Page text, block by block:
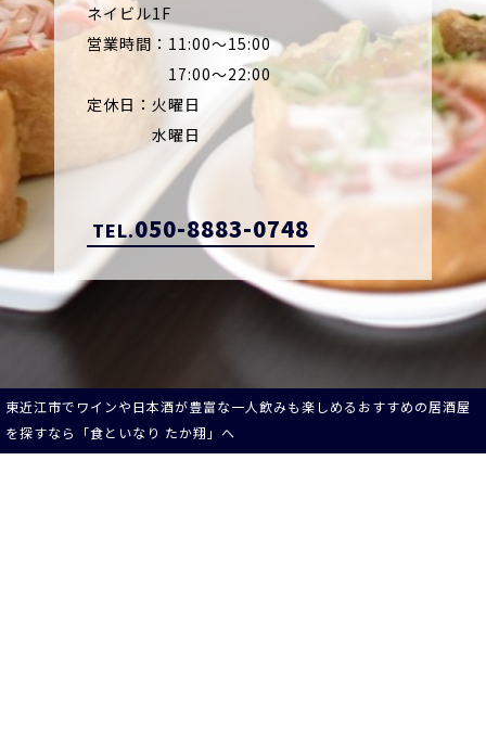
ネイビル1F
営業時間：11:00～15:00
17:00～22:00
定休日：火曜日
水曜日
TEL.050-8883-0748
東近江市でワインや日本酒が豊富な一人飲みも楽しめるおすすめの居酒屋
を探すなら「食といなり たか翔」へ